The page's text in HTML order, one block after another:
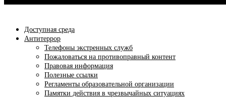
Доступная среда
Антитеррор
Телефоны экстренных служб
Пожаловаться на противоправный контент
Правовая информация
Полезные ссылки
Регламенты образовательной организации
Памятки действия в чрезвычайных ситуациях